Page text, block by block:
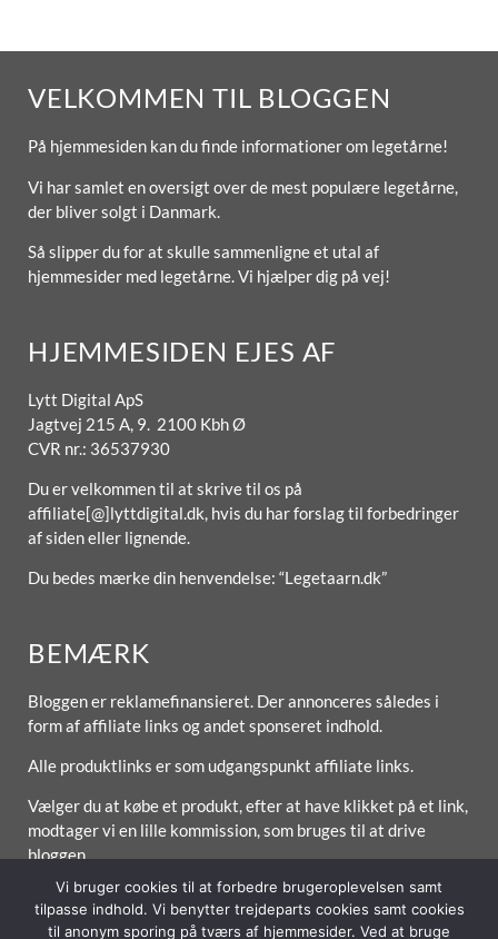
VELKOMMEN TIL BLOGGEN
På hjemmesiden kan du finde informationer om legetårne!
Vi har samlet en oversigt over de mest populære legetårne,
der bliver solgt i Danmark.
Så slipper du for at skulle sammenligne et utal af
hjemmesider med legetårne. Vi hjælper dig på vej!
HJEMMESIDEN EJES AF
Lytt Digital ApS
Jagtvej 215 A, 9. 2100 Kbh Ø
CVR nr.: 36537930
Du er velkommen til at skrive til os på
affiliate[@]lyttdigital.dk, hvis du har forslag til forbedringer
af siden eller lignende.
Du bedes mærke din henvendelse: “Legetaarn.dk”
BEMÆRK
Bloggen er reklamefinansieret. Der annonceres således i
form af affiliate links og andet sponseret indhold.
Alle produktlinks er som udgangspunkt affiliate links.
Vælger du at købe et produkt, efter at have klikket på et link,
modtager vi en lille kommission, som bruges til at drive
bloggen.
Vi bruger cookies til at forbedre brugeroplevelsen samt
tilpasse indhold. Vi benytter trejdeparts cookies samt cookies
til anonym sporing på tværs af hjemmesider. Ved at bruge